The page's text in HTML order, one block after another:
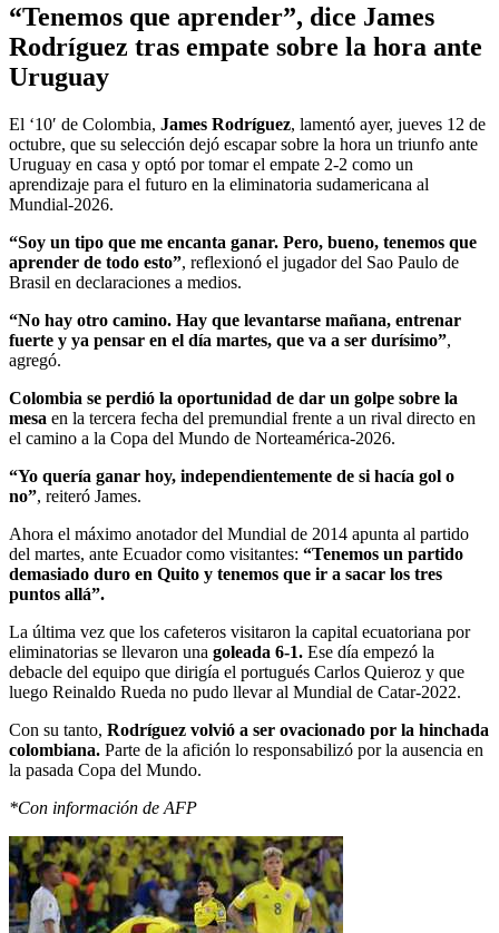
“Tenemos que aprender”, dice James
Rodríguez tras empate sobre la hora ante
Uruguay
El ‘10′ de Colombia, James Rodríguez, lamentó ayer, jueves 12 de
octubre, que su selección dejó escapar sobre la hora un triunfo ante
Uruguay en casa y optó por tomar el empate 2-2 como un
aprendizaje para el futuro en la eliminatoria sudamericana al
Mundial-2026.
“Soy un tipo que me encanta ganar. Pero, bueno, tenemos que
aprender de todo esto”, reflexionó el jugador del Sao Paulo de
Brasil en declaraciones a medios.
“No hay otro camino. Hay que levantarse mañana, entrenar
fuerte y ya pensar en el día martes, que va a ser durísimo”,
agregó.
Colombia se perdió la oportunidad de dar un golpe sobre la
mesa en la tercera fecha del premundial frente a un rival directo en
el camino a la Copa del Mundo de Norteamérica-2026.
“Yo quería ganar hoy, independientemente de si hacía gol o
no”, reiteró James.
Ahora el máximo anotador del Mundial de 2014 apunta al partido
del martes, ante Ecuador como visitantes: “Tenemos un partido
demasiado duro en Quito y tenemos que ir a sacar los tres
puntos allá”.
La última vez que los cafeteros visitaron la capital ecuatoriana por
eliminatorias se llevaron una goleada 6-1. Ese día empezó la
debacle del equipo que dirigía el portugués Carlos Quieroz y que
luego Reinaldo Rueda no pudo llevar al Mundial de Catar-2022.
Con su tanto, Rodríguez volvió a ser ovacionado por la hinchada
colombiana. Parte de la afición lo responsabilizó por la ausencia en
la pasada Copa del Mundo.
*Con información de AFP